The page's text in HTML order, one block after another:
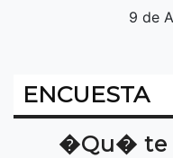
9 de
ENCUESTA
�Qu� te